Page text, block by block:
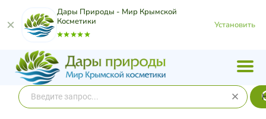
Дары Природы - Мир Крымской
Косметики
Установить